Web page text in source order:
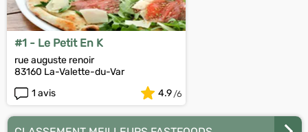
#1 - Le Petit En K
rue auguste renoir
83160 La-Valette-du-Var
1 avis
4.9